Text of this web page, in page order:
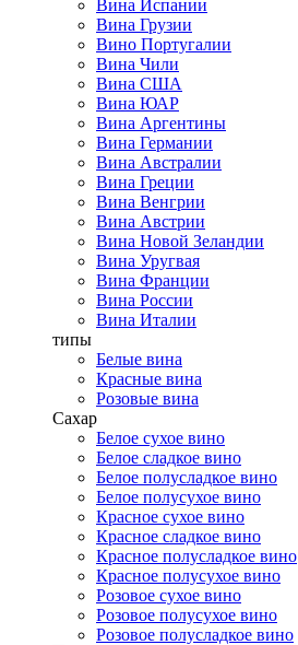
Вина Испании
Вина Грузии
Вино Португалии
Вина Чили
Вина США
Вина ЮАР
Вина Аргентины
Вина Германии
Вина Австралии
Вина Греции
Вина Венгрии
Вина Австрии
Вина Новой Зеландии
Вина Уругвая
Вина Франции
Вина России
Вина Италии
типы
Белые вина
Красные вина
Розовые вина
Сахар
Белое сухое вино
Белое сладкое вино
Белое полусладкое вино
Белое полусухое вино
Красное сухое вино
Красное сладкое вино
Красное полусладкое вино
Красное полусухое вино
Розовое сухое вино
Розовое полусухое вино
Розовое полусладкое вино